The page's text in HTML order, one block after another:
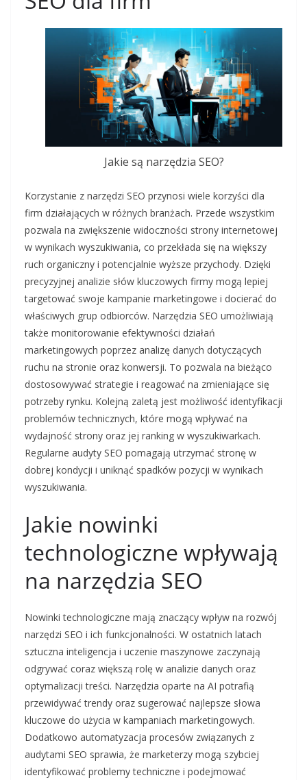
Jakie są narzędzia SEO?
Korzystanie z narzędzi SEO przynosi wiele korzyści dla
firm działających w różnych branżach. Przede wszystkim
pozwala na zwiększenie widoczności strony internetowej
w wynikach wyszukiwania, co przekłada się na większy
ruch organiczny i potencjalnie wyższe przychody. Dzięki
precyzyjnej analizie słów kluczowych firmy mogą lepiej
targetować swoje kampanie marketingowe i docierać do
właściwych grup odbiorców. Narzędzia SEO umożliwiają
także monitorowanie efektywności działań
marketingowych poprzez analizę danych dotyczących
ruchu na stronie oraz konwersji. To pozwala na bieżąco
dostosowywać strategie i reagować na zmieniające się
potrzeby rynku. Kolejną zaletą jest możliwość identyfikacji
problemów technicznych, które mogą wpływać na
wydajność strony oraz jej ranking w wyszukiwarkach.
Regularne audyty SEO pomagają utrzymać stronę w
dobrej kondycji i uniknąć spadków pozycji w wynikach
wyszukiwania.
Jakie nowinki
technologiczne wpływają
na narzędzia SEO
Nowinki technologiczne mają znaczący wpływ na rozwój
narzędzi SEO i ich funkcjonalności. W ostatnich latach
sztuczna inteligencja i uczenie maszynowe zaczynają
odgrywać coraz większą rolę w analizie danych oraz
optymalizacji treści. Narzędzia oparte na AI potrafią
przewidywać trendy oraz sugerować najlepsze słowa
kluczowe do użycia w kampaniach marketingowych.
Dodatkowo automatyzacja procesów związanych z
audytami SEO sprawia, że marketerzy mogą szybciej
identyfikować problemy techniczne i podejmować